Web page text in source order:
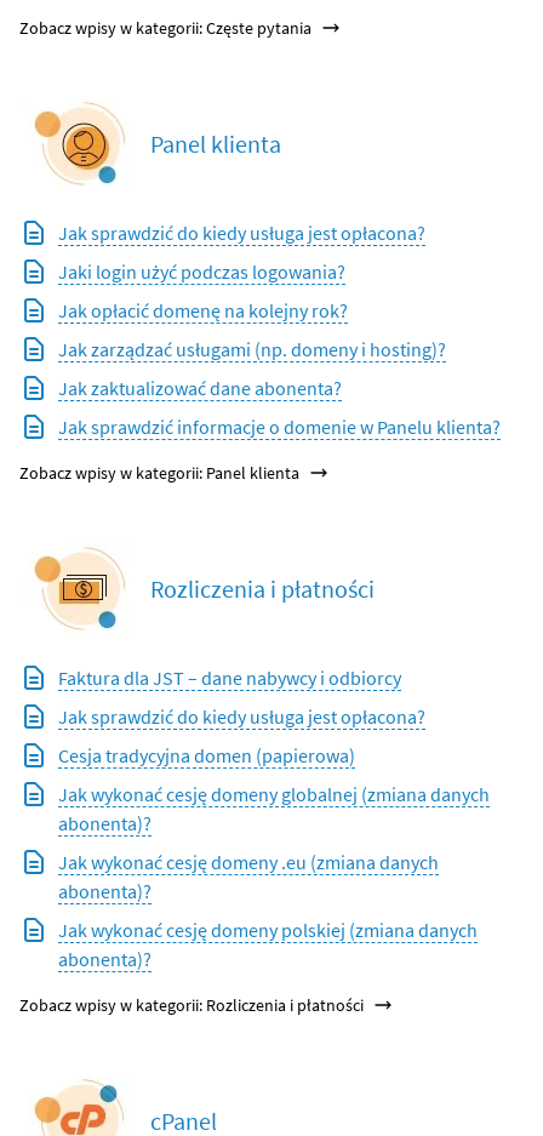
Zobacz wpisy w kategorii: Częste pytania
Panel klienta
Jak sprawdzić do kiedy usługa jest opłacona?
Jaki login użyć podczas logowania?
Jak opłacić domenę na kolejny rok?
Jak zarządzać usługami (np. domeny i hosting)?
Jak zaktualizować dane abonenta?
Jak sprawdzić informacje o domenie w Panelu klienta?
Zobacz wpisy w kategorii: Panel klienta
Rozliczenia i płatności
Faktura dla JST – dane nabywcy i odbiorcy
Jak sprawdzić do kiedy usługa jest opłacona?
Cesja tradycyjna domen (papierowa)
Jak wykonać cesję domeny globalnej (zmiana danych
abonenta)?
Jak wykonać cesję domeny .eu (zmiana danych
abonenta)?
Jak wykonać cesję domeny polskiej (zmiana danych
abonenta)?
Zobacz wpisy w kategorii: Rozliczenia i płatności
cPanel